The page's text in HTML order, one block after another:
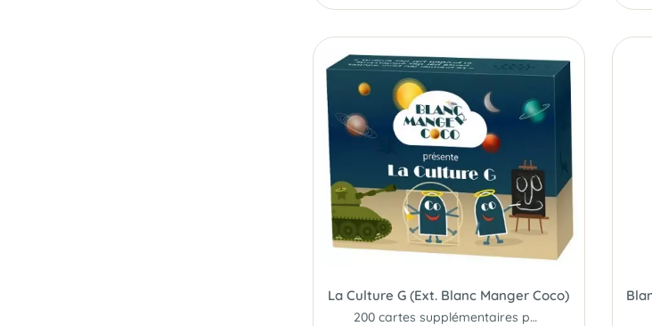
La Culture G (Ext. Blanc Manger Coco)
200 cartes supplémentaires pour les pseudo-intellectuels...